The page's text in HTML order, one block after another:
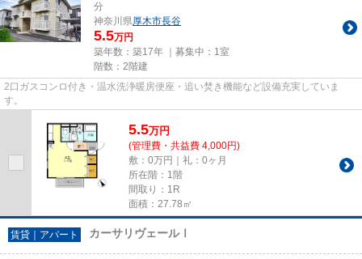
分
神奈川県厚木市長谷
5.5万円
築年数：築17年 ｜募集中： 1室
階数：2階建
2口ガスコンロ付き・温水洗浄暖房便座・追い焚き機能など設備充実していま
す。
5.5万円
(管理費・共益費 4,000円)
敷：0万円｜礼：0ヶ月
所在階：1階
間取り：1R
面積：27.78㎡
賃貸｜アパート カーサリヴェールⅠ